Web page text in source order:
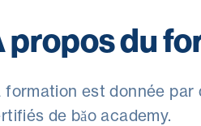
propos du
formation est donnée
de băo academy.